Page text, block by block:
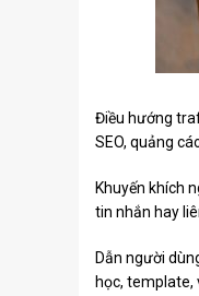
Điều hướng
SEO, quảng
Khuyến khích
tin nhắn hay
Dẫn người
học, template,